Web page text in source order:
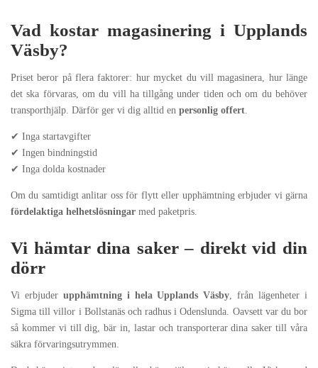
Vad kostar magasinering i Upplands
Väsby?
Priset beror på flera faktorer: hur mycket du vill magasinera, hur länge
det ska förvaras, om du vill ha tillgång under tiden och om du behöver
transporthjälp. Därför ger vi dig alltid en personlig offert
✔ Inga startavgifter
✔ Ingen bindningstid
✔ Inga dolda kostnader
Om du samtidigt anlitar oss för flytt eller upphämtning erbjuder vi gärna
fördelaktiga helhetslösningar med paketpris.
Vi hämtar dina saker – direkt vid din
dörr
Vi erbjuder upphämtning i hela Upplands Väsby , från lägenheter i
Sigma till villor i Bollstanäs och radhus i Odenslunda. Oavsett var du bor
så kommer vi till dig, bär in, lastar och transporterar dina saker till våra
säkra förvaringsutrymmen.